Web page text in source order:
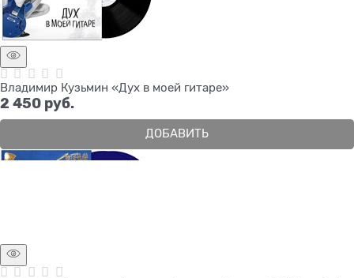
Владимир Кузьмин «Дух в моей гитаре»
2 450 руб.
ДОБАВИТЬ